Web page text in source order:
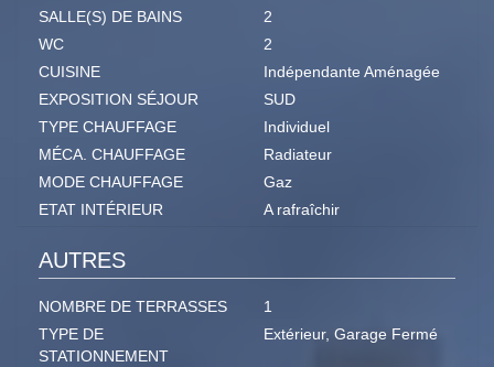
SALLE(S) DE BAINS
2
WC
2
CUISINE
Indépendante Aménagée
EXPOSITION SÉJOUR
SUD
TYPE CHAUFFAGE
Individuel
MÉCA. CHAUFFAGE
Radiateur
MODE CHAUFFAGE
Gaz
ETAT INTÉRIEUR
A rafraîchir
AUTRES
NOMBRE DE TERRASSES
1
TYPE DE
STATIONNEMENT
Extérieur, Garage Fermé